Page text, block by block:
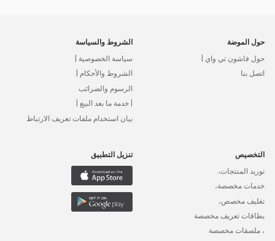
حول الموضة
حول فاشون تي واي |
اتصل بنا
الشروط والسياسة
سياسة الخصوصية |
الشروط والأحكام |
الرسوم والضرائب
| خدمة ما بعد البيع |
بيان استخدام ملفات تعريف الارتباط
التخصيص
توريد المنتجات،
خدمات مخصصة،
تغليف مخصص،
بطاقات تعريف مخصصة
، ملصقات مخصصة
تنزيل التطبيق